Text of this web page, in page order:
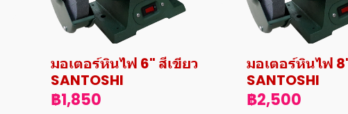
มอเตอร์หินไฟ 6" สีเขียว
SANTOSHI
฿1,850
มอเตอร์หินไฟ
SANTOSHI
฿2,500